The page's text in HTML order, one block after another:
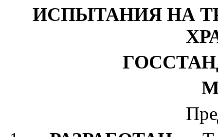
ИСПЫТАНИЯ НА